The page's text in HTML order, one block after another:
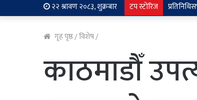
२२ श्रावण २०८३, शुक्रबार टप स्टोरिज क्यान्सर
गृह पृष्ठ/विशेष/
काठमाडौँ